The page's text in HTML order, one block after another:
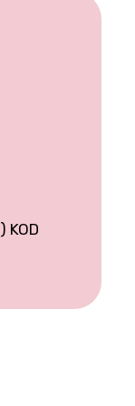
KOD